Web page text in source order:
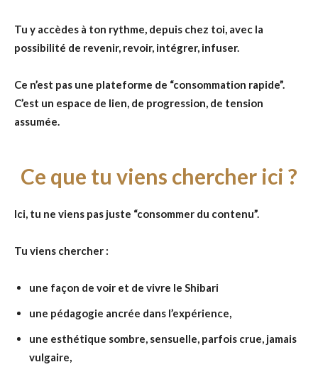
Tu y accèdes à ton rythme, depuis chez toi, avec la
possibilité de revenir, revoir, intégrer, infuser.
Ce n’est pas une plateforme de “consommation rapide”.
C’est un espace de lien, de progression, de tension
assumée.
Ce que tu viens chercher ici ?
Ici, tu ne viens pas juste “consommer du contenu”.
Tu viens chercher :
une façon de voir et de vivre le Shibari
une pédagogie ancrée dans l’expérience,
une esthétique sombre, sensuelle, parfois crue, jamais
vulgaire,